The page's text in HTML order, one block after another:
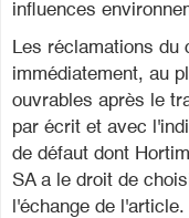
influences
Les réclamations du
immédiatement, au
ouvrables après le
par écrit et avec
de défaut dont
SA a le droit de
l'échange de